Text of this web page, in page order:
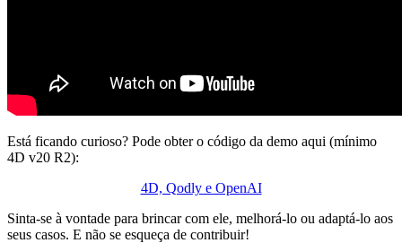
Está ficando curioso? Pode obter o código da demo aqui (mínimo
4D v20 R2):
4D, Qodly e OpenAI
Sinta-se à vontade para brincar com ele, melhorá-lo ou adaptá-lo aos
seus casos. E não se esqueça de contribuir!